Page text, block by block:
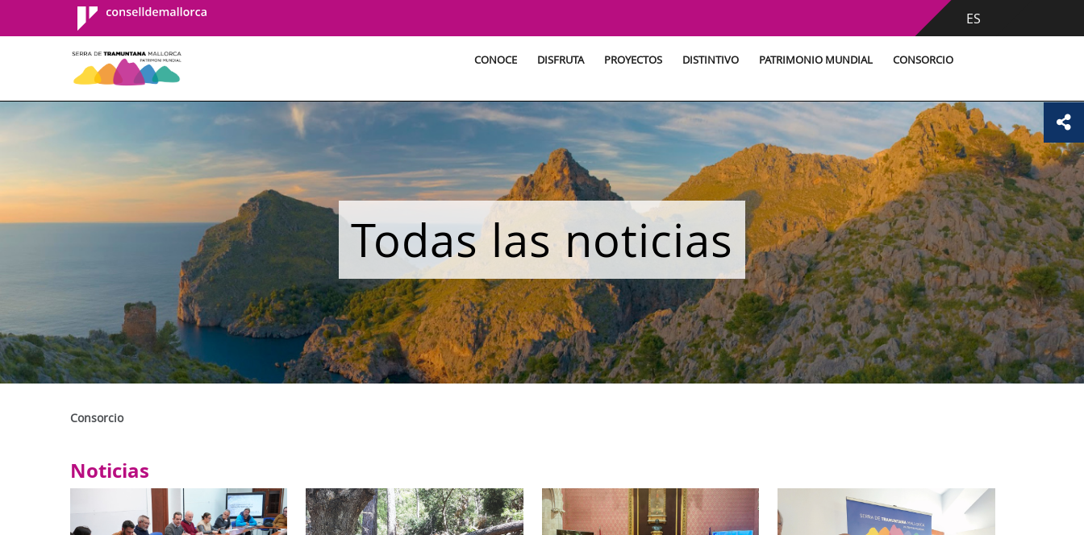
Consell de
Mallorca
ES
CONOCE DISFRUTA PROYECTOS DISTINTIVO PATRIMONIO MUNDIAL CONSORCIO
Todas las noticias
Consorcio
Noticias